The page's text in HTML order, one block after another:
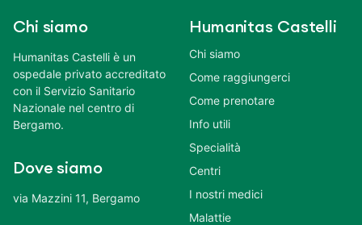
Chi siamo
Humanitas Castelli è un
ospedale privato accreditato
con il Servizio Sanitario
Nazionale nel centro di
Bergamo.
Dove siamo
via Mazzini 11, Bergamo
Humanitas Castelli
Chi siamo
Come raggiungerci
Come prenotare
Info utili
Specialità
Centri
I nostri medici
Malattie